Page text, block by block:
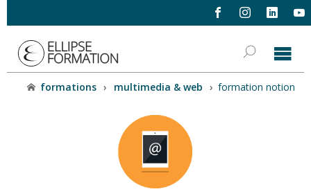
formations › multimedia & web › formation notion